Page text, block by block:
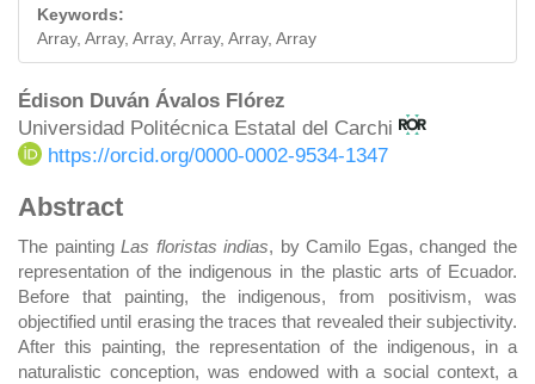
Keywords:
Array, Array, Array, Array, Array, Array
Main
Article
Édison Duván Ávalos Flórez
Universidad Politécnica Estatal del Carchi
https://orcid.org/0000-0002-9534-1347
Abstract
The paintingLas floristas indias, by Camilo Egas, changed the
representation of the indigenous in the plastic arts of Ecuador.
Before that painting, the indigenous, from positivism, was
objectified until erasing the traces that revealed their subjectivity.
After this painting, the representation of the indigenous, in a
naturalistic conception, was endowed with a social context, a